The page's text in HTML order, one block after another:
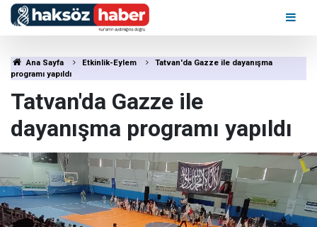
Ana Sayfa Etkinlik-Eylem
Tatvan'da Gazze ile dayanışma
programı yapıldı
Tatvan'da Gazze ile
dayanışma programı yapıldı